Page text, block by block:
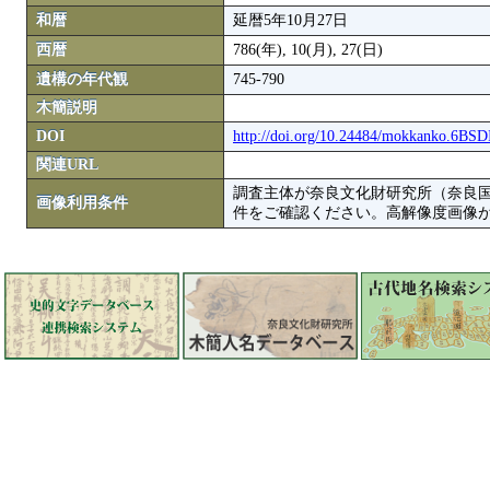
和暦
延暦5年10月27日
西暦
786(年), 10(月), 27(日)
遺構の年代観
745-790
木簡説明
DOI
http://doi.org/10.24484/
関連URL
画像利用条件
調査主体が奈良文化財研究所（奈良
件をご確認ください。高解像度画像